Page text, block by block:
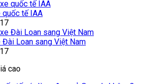
tế IAA
Loan sang Việt Nam
cao